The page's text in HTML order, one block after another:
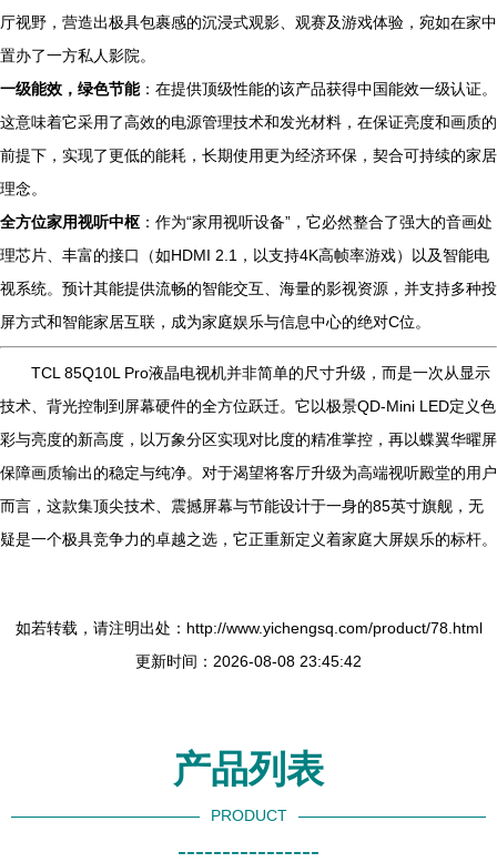
厅视野，营造出极具包裹感的沉浸式观影、观赛及游戏体验，宛如在家中
置办了一方私人影院。
一级能效，绿色节能：在提供顶级性能的该产品获得中国能效一级认证。
这意味着它采用了高效的电源管理技术和发光材料，在保证亮度和画质的
前提下，实现了更低的能耗，长期使用更为经济环保，契合可持续的家居
理念。
全方位家用视听中枢 ：作为“家用视听设备”，它必然整合了强大的音画处
理芯片、丰富的接口（如HDMI 2.1，以支持4K高帧率游戏）以及智能电
视系统。预计其能提供流畅的智能交互、海量的影视资源，并支持多种投
屏方式和智能家居互联，成为家庭娱乐与信息中心的绝对C位。
TCL 85Q10L Pro液晶电视机并非简单的尺寸升级，而是一次从显示
技术、背光控制到屏幕硬件的全方位跃迁。它以极景QD-Mini LED定义色
彩与亮度的新高度，以万象分区实现对比度的精准掌控，再以蝶翼华曜屏
保障画质输出的稳定与纯净。对于渴望将客厅升级为高端视听殿堂的用户
而言，这款集顶尖技术、震撼屏幕与节能设计于一身的85英寸旗舰，无
疑是一个极具竞争力的卓越之选，它正重新定义着家庭大屏娱乐的标杆。
如若转载，请注明出处：http://www.yichengsq.com/product/78.html
更新时间：2026-08-08 23:45:42
产品列表
PRODUCT
----------------